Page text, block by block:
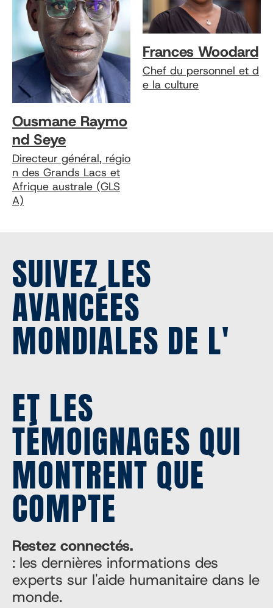
Ousmane Raymo
nd Seye
Directeur général, régio
n des Grands Lacs et
Afrique australe (GLS
A)
Frances Woodard
Chef du personnel et d
e la culture
SUIVEZ LES
AVANCÉES
MONDIALES DE L'
ET LES
TÉMOIGNAGES QUI
MONTRENT QUE
COMPTE
Restez connectés.
: les dernières informations des
experts sur l'aide humanitaire dans le
monde.